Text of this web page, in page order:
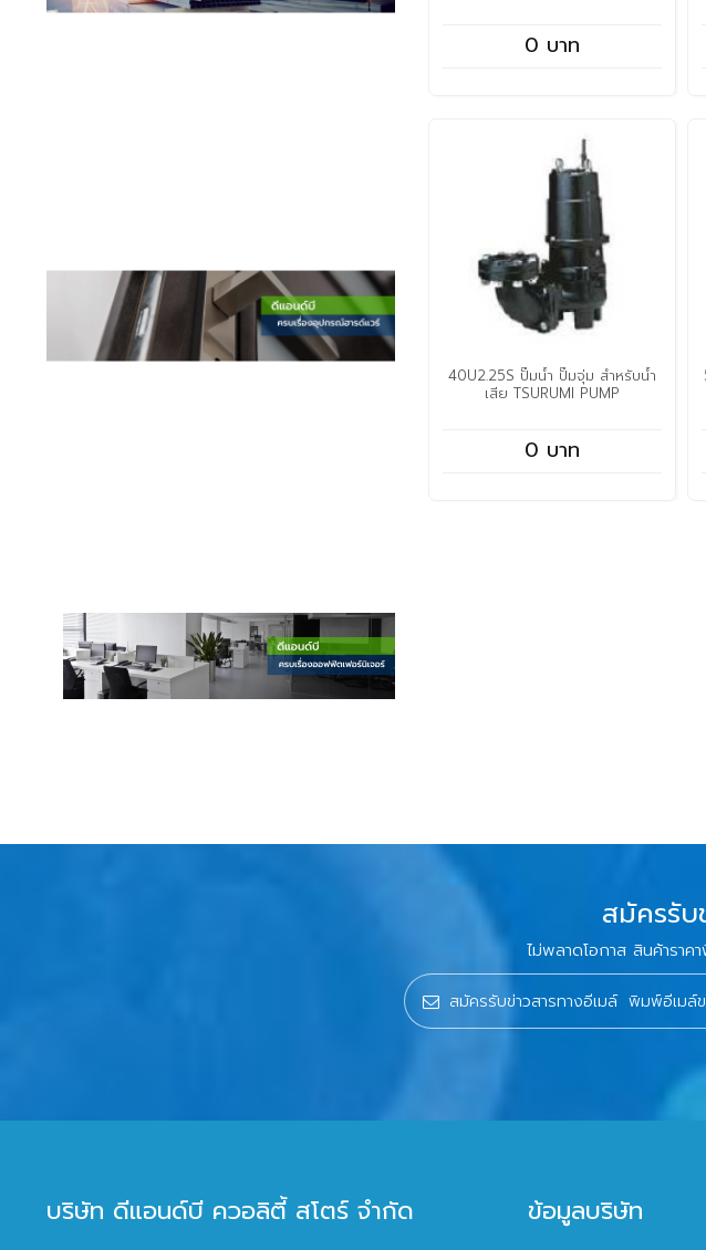
0 บาท
40U2.25S ปั๊มน้ำ ปั๊มจุ่ม สำหรับน้ำ
เสีย TSURUMI PUMP
0 บาท
สมัครรับ
ไม่พลาดโอกาส สินค้าราค
บริษัท ดีแอนด์บี ควอลิตี้ สโตร์ จำกัด ข้อมูลบริษัท